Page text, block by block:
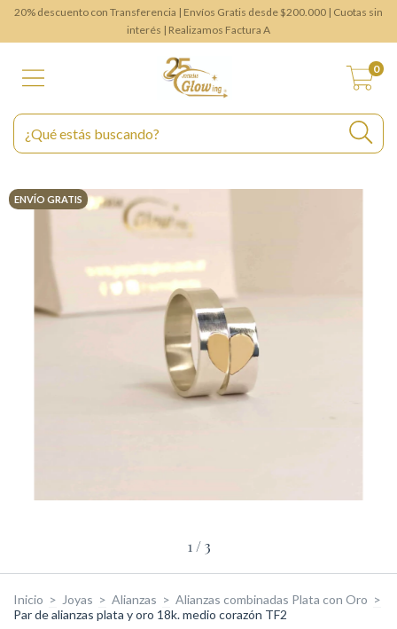
20% descuento con Transferencia | Envíos Gratis desde $200.000 | Cuotas sin
interés | Realizamos Factura A
0
ENVÍO GRATIS
1 /3
Inicio > Joyas > Alianzas > Alianzas combinadas Plata con Oro >
Par de alianzas plata y oro 18k. medio corazón TF2